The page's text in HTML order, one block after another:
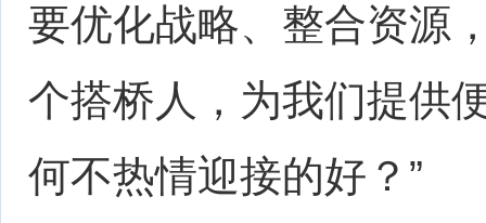
要优化战略、整合资源
个搭桥人，为我们提供
何不热情迎接的好？”